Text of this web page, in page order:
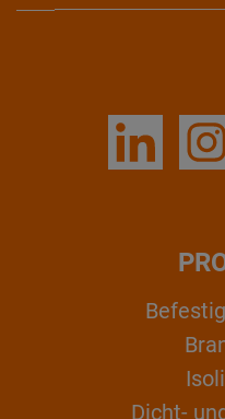
Dicht-